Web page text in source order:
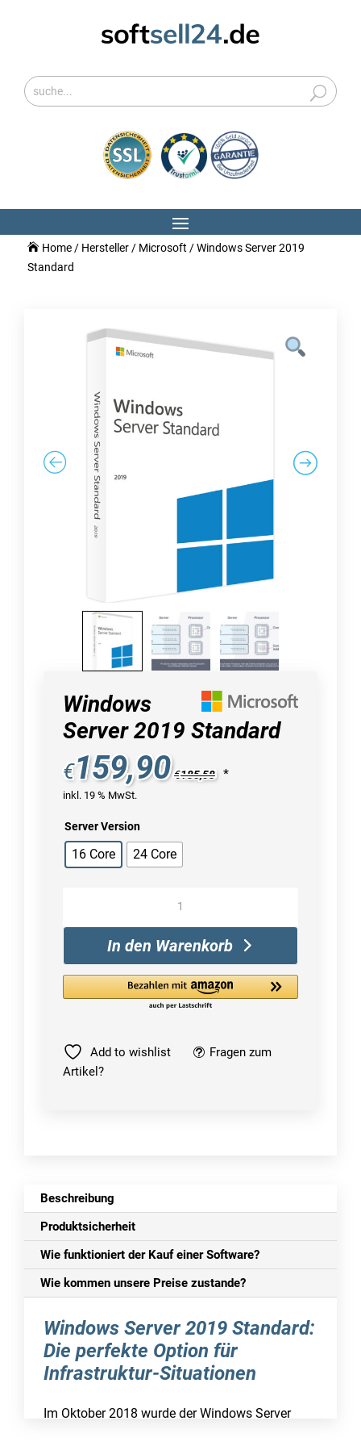
Home/ Hersteller/ Microsoft / Windows Server 2019
Standard
Windows
Server 2019 Standard
€159,90 €185,58 *
inkl. 19 % MwSt.
Server Version
16 Core 24 Core
Standard
Menge
In den Warenkorb
Add to wishlist
Fragen zum
Artikel?
Beschreibung
Produktsicherheit
Wie funktioniert der Kauf einer Software?
Wie kommen unsere Preise zustande?
Windows Server 2019 Standard:
Die perfekte Option für
Infrastruktur-Situationen
Im Oktober 2018 wurde der Windows Server